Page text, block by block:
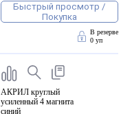
Быстрый просмотр /
Покупка
В резерве
0 уп
АКРИЛ круглый
усиленный 4 магнита
синий